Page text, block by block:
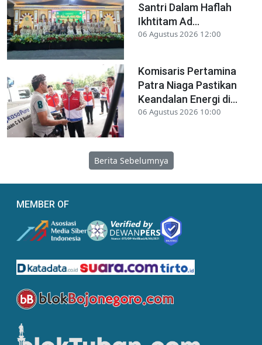
Santri Dalam Haflah
Ikhtitam Ad...
06 Agustus 2026 12:00
Komisaris Pertamina
Patra Niaga Pastikan
Keandalan Energi di...
06 Agustus 2026 10:00
Berita Sebelumnya
MEMBER OF